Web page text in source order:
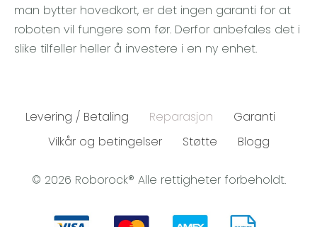
man bytter hovedkort, er det ingen garanti for at
roboten vil fungere som før. Derfor anbefales det i
slike tilfeller heller å investere i en ny enhet.
Levering / Betaling Reparasjon
Garanti
Vilkår og betingelser
Støtte Blogg
© 2026 Roborock® Alle rettigheter forbeholdt.